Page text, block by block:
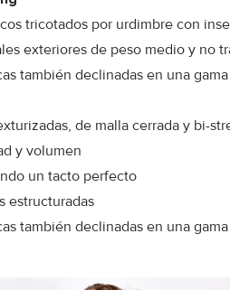
tricotados por urdimbre con
exteriores de peso medio y no
también declinadas en una
de malla cerrada y bi-
y volumen
un tacto perfecto
estructuradas
también declinadas en una